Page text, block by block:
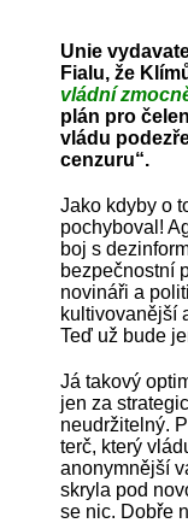
Unie
Fialu, že
vládní
plán pro
vládu
cenzuru“.
Jako kdyby o
pochyboval!
boj s
bezpečnostní
novináři a
kultivovanější
Teď už bude
Já takový
jen za
neudržitelný.
terč, který
anonymnější
skryla pod
se nic. Dobře